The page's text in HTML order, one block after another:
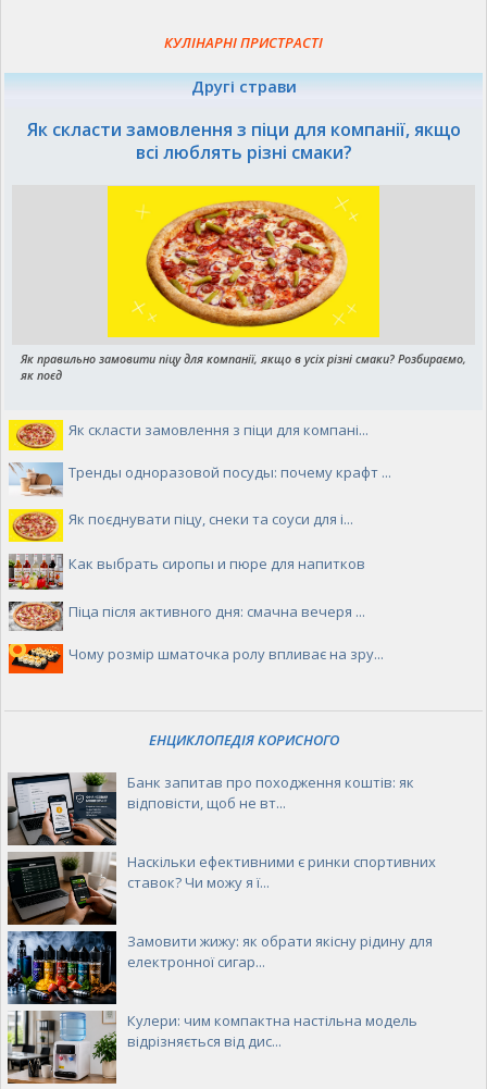
КУЛІНАРНІ ПРИСТРАСТІ
Другі страви
Як скласти замовлення з піци для компанії, якщо
всі люблять різні смаки?
Як правильно замовити піцу для компанії, якщо в усіх різні смаки? Розбираємо,
як поєд
Як скласти замовлення з піци для компані...
Тренды одноразовой посуды: почему крафт ...
Як поєднувати піцу, снеки та соуси для і...
Как выбрать сиропы и пюре для напитков
Піца після активного дня: смачна вечеря ...
Чому розмір шматочка ролу впливає на зру...
ЕНЦИКЛОПЕДІЯ КОРИСНОГО
Банк запитав про походження коштів: як
відповісти, щоб не вт...
Наскільки ефективними є ринки спортивних
ставок? Чи можу я ї...
Замовити жижу: як обрати якісну рідину для
електронної сигар...
Кулери: чим компактна настільна модель
відрізняється від дис...